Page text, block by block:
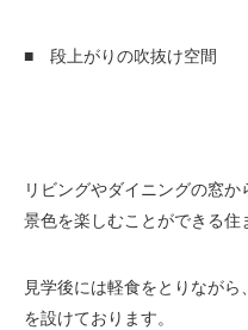
■ 段上がりの吹抜け空間
リビングやダイニングの窓
景色を楽しむことができる住
見学後には軽食をとりなが
を設けております。